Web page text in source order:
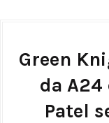
Green
da A24
Patel